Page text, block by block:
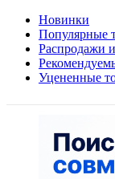
Новинки
Популярные
Распродажи
Уцененные